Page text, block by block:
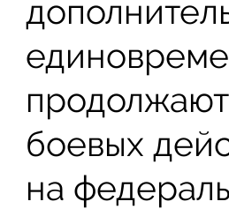
продолжают
боевых
на